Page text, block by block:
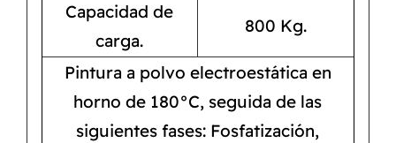
Capacidad de
carga.
800 Kg.
Pintura a polvo electroestática en
horno de 180°C, seguida de las
siguientes fases: Fosfatización,